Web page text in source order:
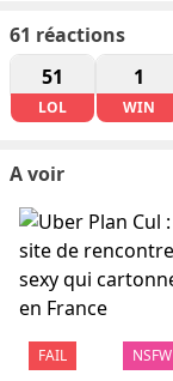
61 réactions
51
LOL
1
WIN
A voir
FAIL NSFW